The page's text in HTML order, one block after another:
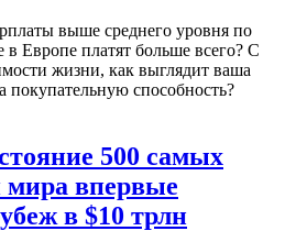
выше среднего уровня по
Европе платят больше всего? С
жизни, как выглядит ваша
покупательную способность?
500 самых
мира впервые
в $10 трлн